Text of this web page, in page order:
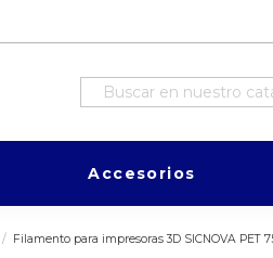
Accesorios
Filamento para impresoras 3D SICNOVA PET